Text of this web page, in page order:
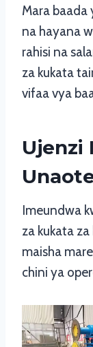
Mara baada
na hayana
rahisi na
za kukata
vifaa vya
Ujenzi
Imeundwa
za kukata
maisha
chini ya